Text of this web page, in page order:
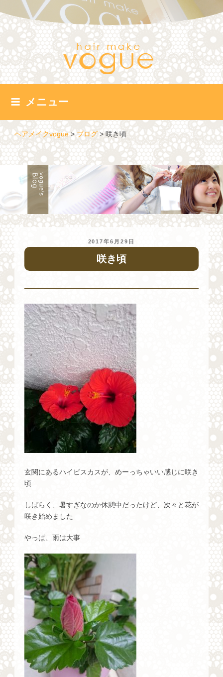
ン
テ
ツ
へ
ス
キ
メニュー
ヘアメイクvogue>ブログ>咲き頃
投
2017年6月29日
咲き頃
玄関にあるハイビスカスが、めーっちゃいい感じに咲き
頃
しばらく、暑すぎなのか休憩中だったけど、次々と花が
咲き始めました
やっぱ、雨は大事